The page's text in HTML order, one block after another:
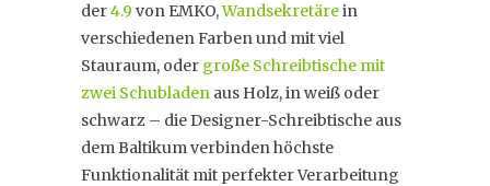
der4.9 von EMKO,Wandsekretärein
verschiedenen Farben und mit viel
Stauraum, oder große Schreibtische mit
zwei Schubladen aus Holz, in weiß oder
schwarz – die Designer-Schreibtische aus
dem Baltikum verbinden höchste
Funktionalität mit perfekter Verarbeitung